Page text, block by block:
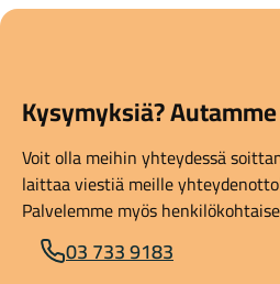
Kysymyksiä?
Voit olla meihin yhteydessä
laittaa viestiä meille
Palvelemme myös
03 733 9183